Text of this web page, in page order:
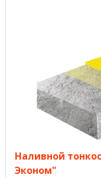
Наливной
Эконом"